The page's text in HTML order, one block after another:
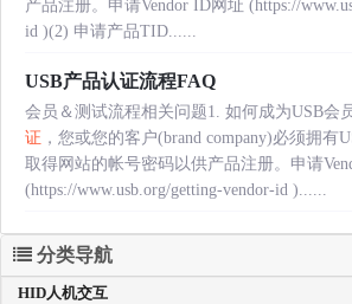
产品注册。申请Vendor ID网址 (https://
id )(2) 申请产品TID......
USB产品认证流程FAQ
会员＆测试流程相关问题1. 如何成为USB会
证 ，您或您的客户(brand company)必须拥有
取得网站的帐号密码以供产品注册。申请
(https://www.usb.org/getting-vendor-id )......
分类导航
HID人机交互